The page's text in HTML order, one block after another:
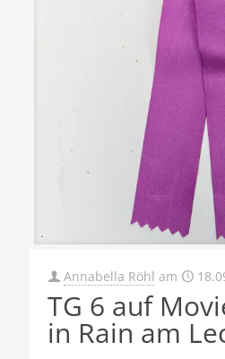
Annabella Röhl am
TG 6 auf
in Rain am